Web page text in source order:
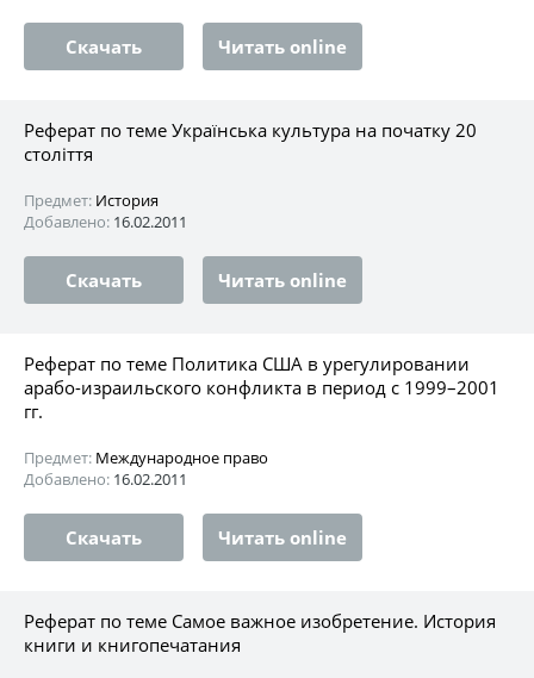
Скачать Читать online
Реферат по теме Українська культура на початку 20
століття
Предмет: История
Добавлено: 16.02.2011
Скачать Читать online
Реферат по теме Политика США в урегулировании
арабо-израильского конфликта в период с 1999–2001
гг.
Предмет: Международное право
Добавлено: 16.02.2011
Скачать Читать online
Реферат по теме Самое важное изобретение. История
книги и книгопечатания